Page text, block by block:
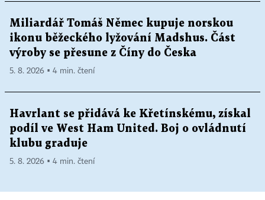
Miliardář Tomáš Němec kupuje norskou
ikonu běžeckého lyžování Madshus. Část
výroby se přesune z Číny do Česka
5. 8. 2026 ▪ 4 min. čtení
Havrlant se přidává ke Křetínskému, získal
podíl ve West Ham United. Boj o ovládnutí
klubu graduje
5. 8. 2026 ▪ 4 min. čtení